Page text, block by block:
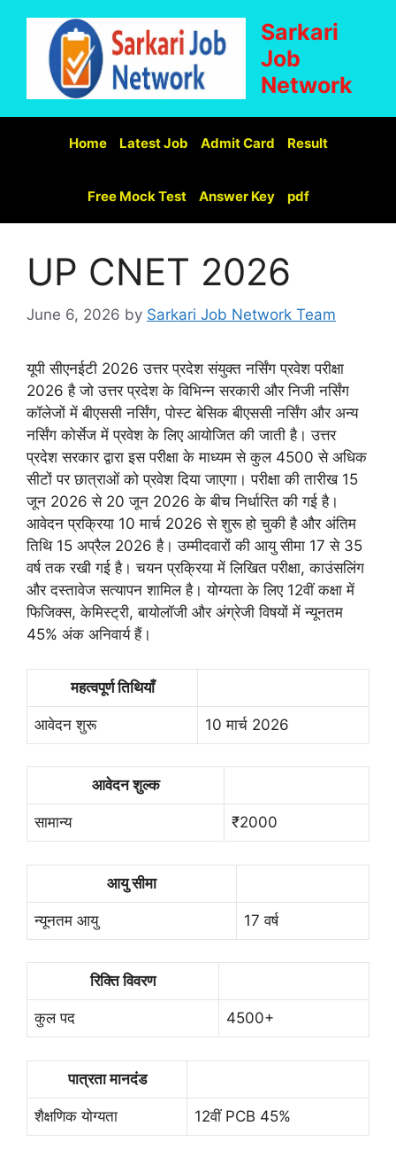
Sarkari
Job
Network
Home Latest Job Admit Card Result
Free Mock Test Answer Key pdf
UP CNET 2026
June 6, 2026 by Sarkari Job Network Team
यूपी सीएनईटी 2026 उत्तर प्रदेश संयुक्त नर्सिंग प्रवेश परीक्षा
2026 है जो उत्तर प्रदेश के विभिन्न सरकारी और निजी नर्सिंग
कॉलेजों में बीएससी नर्सिंग, पोस्ट बेसिक बीएससी नर्सिंग और अन्य
नर्सिंग कोर्सेज में प्रवेश के लिए आयोजित की जाती है। उत्तर
प्रदेश सरकार द्वारा इस परीक्षा के माध्यम से कुल 4500 से अधिक
सीटों पर छात्राओं को प्रवेश दिया जाएगा। परीक्षा की तारीख 15
जून 2026 से 20 जून 2026 के बीच निर्धारित की गई है।
आवेदन प्रक्रिया 10 मार्च 2026 से शुरू हो चुकी है और अंतिम
तिथि 15 अप्रैल 2026 है। उम्मीदवारों की आयु सीमा 17 से 35
वर्ष तक रखी गई है। चयन प्रक्रिया में लिखित परीक्षा, काउंसलिंग
और दस्तावेज सत्यापन शामिल है। योग्यता के लिए 12वीं कक्षा में
फिजिक्स, केमिस्ट्री, बायोलॉजी और अंग्रेजी विषयों में न्यूनतम
45% अंक अनिवार्य हैं।
महत्वपूर्ण तिथियाँ
आवेदन शुरू 10 मार्च 2026
आवेदन शुल्क
सामान्य ₹2000
आयु सीमा
न्यूनतम आयु 17 वर्ष
रिक्ति विवरण
कुल पद 4500+
पात्रता मानदंड
शैक्षणिक योग्यता 12वीं PCB 45%